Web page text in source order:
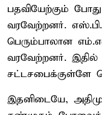
பதவியேற்கும்
வரவேற்றனர்.
பெரும்பாலான
வரவேற்றனர். இதில்
சட்டசபைக்குள்ளே
இதனிடையே,